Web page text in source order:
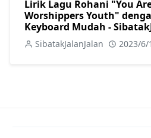
Lirik Lagu Rohani "You
Worshippers Youth"
Keyboard Mudah -
SibatakJalanJalan 2023/6/